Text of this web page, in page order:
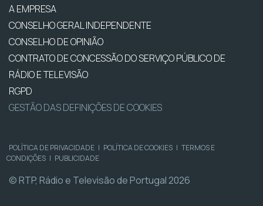
A EMPRESA
CONSELHO GERAL INDEPENDENTE
CONSELHO DE OPINIÃO
CONTRATO DE CONCESSÃO DO SERVIÇO PÚBLICO DE
RÁDIO E TELEVISÃO
RGPD
GESTÃO DAS DEFINIÇÕES DE COOKIES
POLÍTICA DE PRIVACIDADE | POLÍTICA DE COOKIES | TERMOS E
CONDIÇÕES | PUBLICIDADE
© RTP, Rádio e Televisão de Portugal 2026